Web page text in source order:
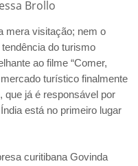
Brollo
mera visitação; nem o
do turismo
ao filme “Comer,
turístico finalmente
que já é responsável por
está no primeiro lugar
curitibana Govinda